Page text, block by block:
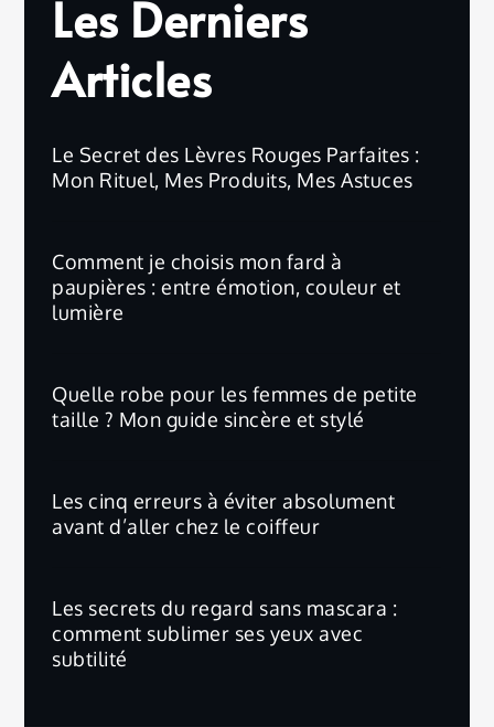
Les Derniers
Articles
Le Secret des Lèvres Rouges Parfaites :
Mon Rituel, Mes Produits, Mes Astuces
Comment je choisis mon fard à
paupières : entre émotion, couleur et
lumière
Quelle robe pour les femmes de petite
taille ? Mon guide sincère et stylé
Les cinq erreurs à éviter absolument
avant d’aller chez le coiffeur
Les secrets du regard sans mascara :
comment sublimer ses yeux avec
subtilité